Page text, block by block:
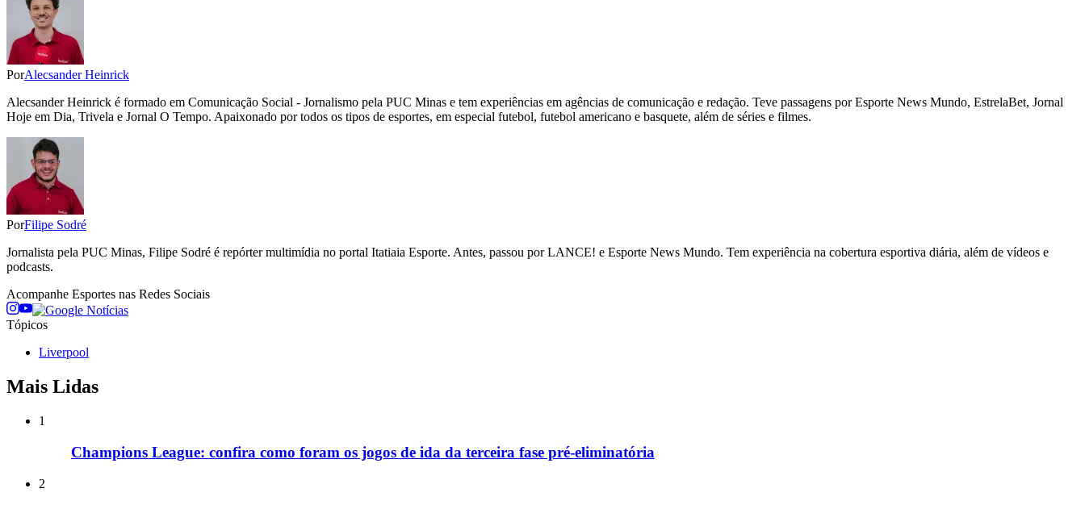
PorAlecsander Heinrick
Alecsander Heinrick é formado em Comunicação Social - Jornalismo pela PUC Minas e tem experiências em agências de comunicação e redação. Teve passagens por Esporte News Mundo, EstrelaBet, Jornal
Hoje em Dia, Trivela e Jornal O Tempo. Apaixonado por todos os tipos de esportes, em especial futebol, futebol americano e basquete, além de séries e filmes.
PorFilipe Sodré
Jornalista pela PUC Minas, Filipe Sodré é repórter multimídia no portal Itatiaia Esporte. Antes, passou por LANCE! e Esporte News Mundo. Tem experiência na cobertura esportiva diária, além de vídeos e
podcasts.
Acompanhe Esportes nas Redes Sociais
Tópicos
Liverpool
Mais Lidas
1
Champions League: confira como foram os jogos de ida da terceira fase pré-eliminatória
2